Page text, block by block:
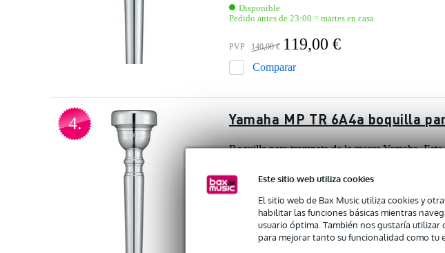
Este sitio web utiliza cookies
El sitio web de Bax Music utiliza cookies y
habilitar las funciones básicas mientras
usuario óptima. También nos gustaría
para mejorar tanto su funcionalidad como tu
Disponible
Pedido antes de 23:00 = martes en casa
PVP 140,00 € 119,00 €
Comparar
4. Yamaha MP TR 6A4a boquilla
Boquilla para trompeta de la marca Yamaha.
Pedido antes de 23:00 = martes en casa
55,00 €